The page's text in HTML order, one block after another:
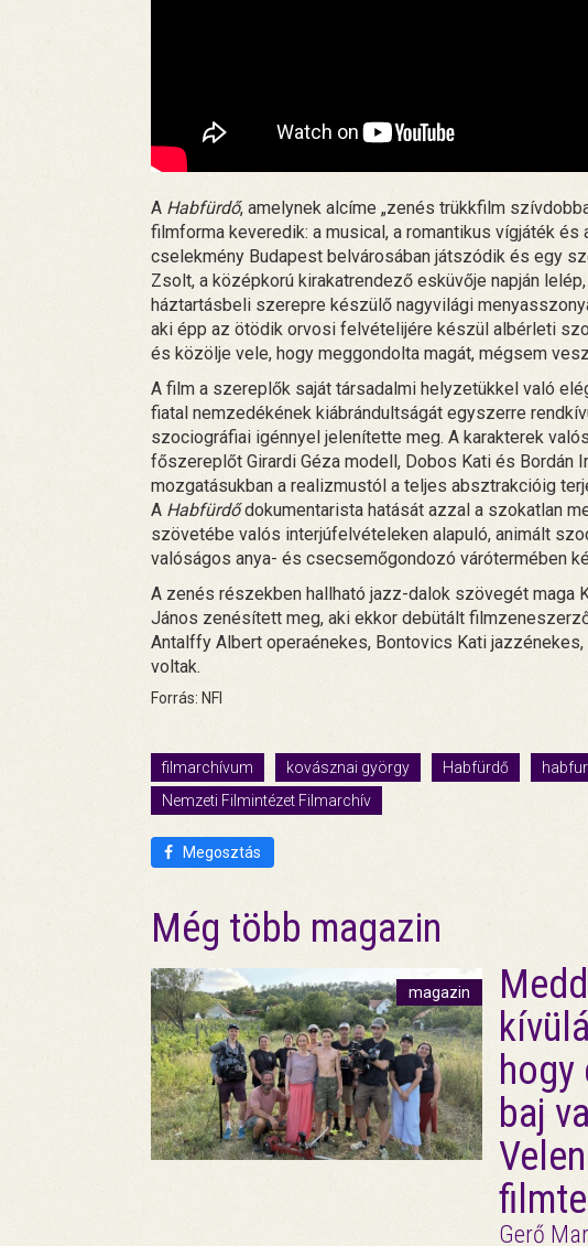
A Habfürdő, amelynek alcíme „zenés trükkfilm
filmforma keveredik: a musical, a romantikus vígjáték
cselekmény Budapest belvárosában játszódik és egy
Zsolt, a középkorú kirakatrendező esküvője napján
háztartásbeli szerepre készülő nagyvilági
aki épp az ötödik orvosi felvételijére készül albérleti
és közölje vele, hogy meggondolta magát, mégsem
A film a szereplők saját társadalmi helyzetükkel való
fiatal nemzedékének kiábrándultságát egyszerre
szociográfiai igénnyel jelenítette meg. A karakterek
főszereplőt Girardi Géza modell, Dobos Kati és Bordán
mozgatásukban a realizmustól a teljes absztrakcióig
A Habfürdődokumentarista hatását azzal a szokatlan
szövetébe valós interjúfelvételeken alapuló, animált
valóságos anya- és csecsemőgondozó várótermében
A zenés részekben hallható jazz-dalok szövegét maga
János zenésített meg, aki ekkor debütált
Antalffy Albert operaénekes, Bontovics Kati
voltak.
Forrás: NFI
filmarchívum kovásznai györgy Habfürdő
Nemzeti Filmintézet Filmarchív
Megosztás
Még több magazin
magazin
baj
Gerő